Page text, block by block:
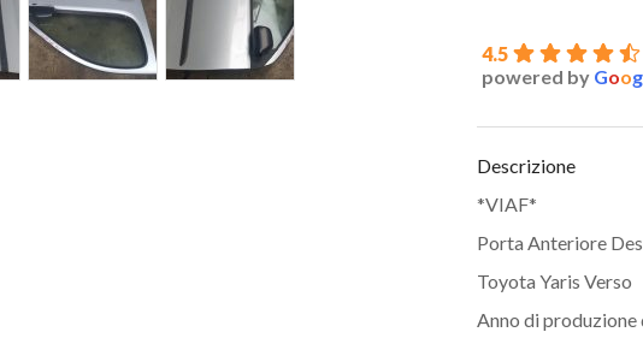
4.5
powered by Goog
Descrizione
*VIAF*
Porta Anteriore
Toyota Yaris Verso
Anno di produzione